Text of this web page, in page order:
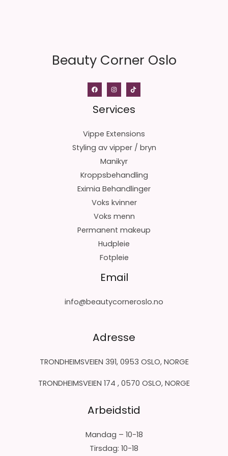
Beauty Corner Oslo
Services
Vippe Extensions
Styling av vipper / bryn
Manikyr
Kroppsbehandling
Eximia Behandlinger
Voks kvinner
Voks menn
Permanent makeup
Hudpleie
Fotpleie
Email
info@beautycorneroslo.no
Adresse
TRONDHEIMSVEIEN 391, 0953 OSLO, NORGE
TRONDHEIMSVEIEN 174 , 0570 OSLO, NORGE
Arbeidstid
Mandag – 10-18
Tirsdag: 10-18